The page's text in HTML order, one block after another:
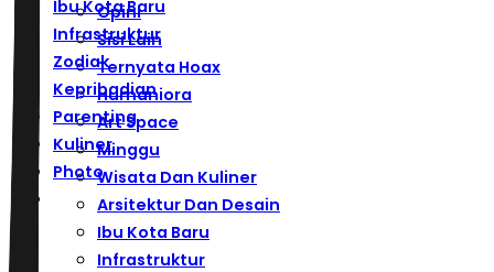
Ibu Kota Baru
Infrastruktur
Zodiak
Kepribadian
Parenting
Kuliner
Photo
Opini
Sisi Lain
Ternyata Hoax
Humaniora
Art Space
Minggu
Wisata Dan Kuliner
Arsitektur Dan Desain
Ibu Kota Baru
Infrastruktur